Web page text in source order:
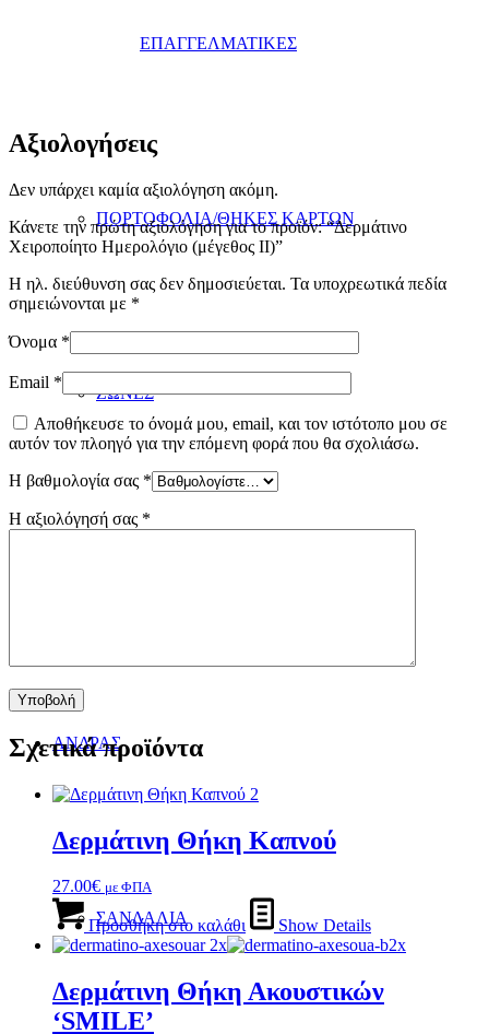
ΕΠΑΓΓΕΛΜΑΤΙΚΕΣ
ΠΟΡΤΟΦΟΛΙΑ/ΘΗΚΕΣ ΚΑΡΤΩΝ
ΖΩΝΕΣ
ΑΝΔΡΑΣ
ΣΑΝΔΑΛΙΑ
Αξιολογήσεις
Δεν υπάρχει καμία αξιολόγηση ακόμη.
Κάνετε την πρώτη αξιολόγηση για το προϊόν: “Δερμάτινο
Χειροποίητο Ημερολόγιο (μέγεθος ΙΙ)”
Η ηλ. διεύθυνση σας δεν δημοσιεύεται. Τα υποχρεωτικά πεδία
σημειώνονται με *
Όνομα *
Email *
Αποθήκευσε το όνομά μου, email, και τον ιστότοπο μου σε
αυτόν τον πλοηγό για την επόμενη φορά που θα σχολιάσω.
Η βαθμολογία σας *
Η αξιολόγησή σας *
Σχετικά προϊόντα
Δερμάτινη Θήκη Καπνού
27.00€ με ΦΠΑ
Προσθήκη στο καλάθι Show Details
Δερμάτινη Θήκη Ακουστικών
‘SMILE’